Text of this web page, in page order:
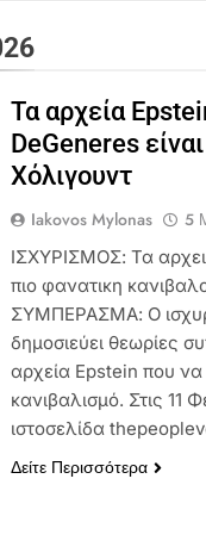
Τα αρχεία
DeGeneres
Χόλιγουντ
Iakovos Mylonas 5
ΙΣΧΥΡΙΣΜΟΣ: Τα
πιο φανατικη
ΣΥΜΠΕΡΑΣΜΑ: Ο
δημοσιεύει θεωρίες
αρχεία Epstein που
κανιβαλισμό. Στις 11
ιστοσελίδα
Δείτε Περισσότερα